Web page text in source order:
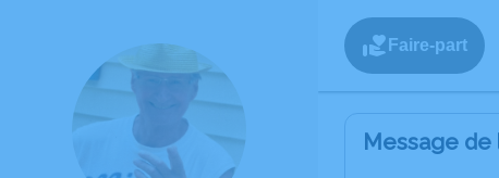
Faire-part
Message de